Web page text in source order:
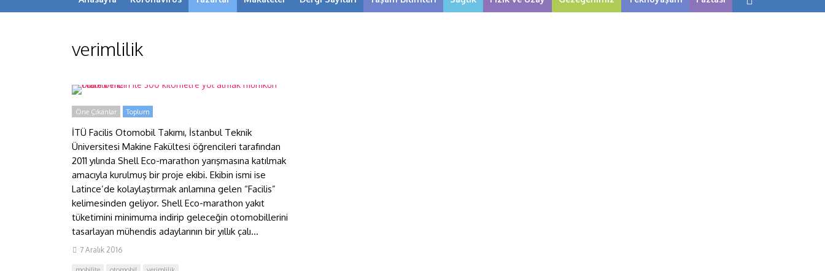
verimlilik
1 litre benzin ile 300
kilometre yol almak mümkün
Öne Çıkanlar Toplum
İTÜ Facilis Otomobil Takımı, İstanbul Teknik
Üniversitesi Makine Fakültesi öğrencileri tarafından
2011 yılında Shell Eco-marathon yarışmasına katılmak
amacıyla kurulmuş bir proje ekibi. Ekibin ismi ise
Latince’de kolaylaştırmak anlamına gelen “Facilis”
kelimesinden geliyor. Shell Eco-marathon yakıt
tüketimini minimuma indirip geleceğin otomobillerini
tasarlayan mühendis adaylarının bir yıllık çalı...
7 Aralık 2016